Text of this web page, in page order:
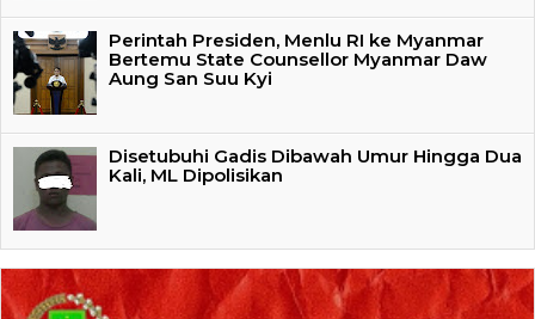
Perintah Presiden, Menlu RI ke Myanmar
Bertemu State Counsellor Myanmar Daw
Aung San Suu Kyi
Disetubuhi Gadis Dibawah Umur Hingga Dua
Kali, ML Dipolisikan